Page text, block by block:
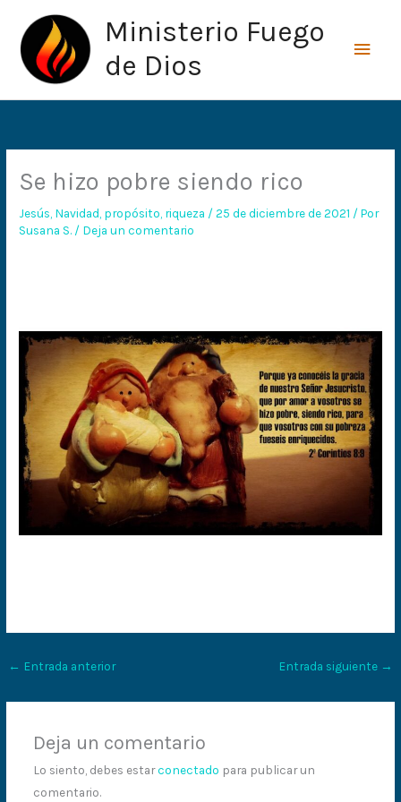
contenido
Ministerio Fuego
de Dios
Se hizo pobre siendo rico
Jesús Navidad propósito riqueza /25 de diciembre de 2021 / Por
Susana S. / Deja un comentario
← Entrada anterior Entrada siguiente →
Deja un comentario
Lo siento, debes estarconectado para publicar un
comentario.